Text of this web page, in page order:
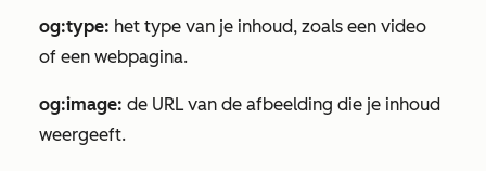
og:type: het type van je inhoud, zoals een video
of een webpagina.
og:image: de URL van de afbeelding die je inhoud
weergeeft.